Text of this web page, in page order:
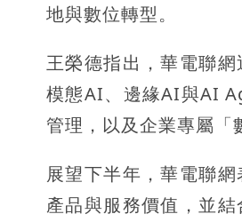
地與數位轉型。
王榮德指出，華電聯
模態AI、邊緣AI與AI
管理，以及企業專屬「
展望下半年，華電聯
產品與服務價值，並